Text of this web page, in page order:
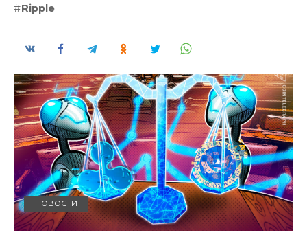
Ripple
НОВОСТИ